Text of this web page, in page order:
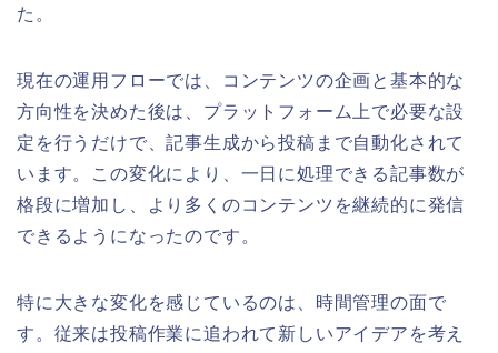
た。
現在の運用フローでは、コンテンツの企画と基本的な
方向性を決めた後は、プラットフォーム上で必要な設
定を行うだけで、記事生成から投稿まで自動化されて
います。この変化により、一日に処理できる記事数が
格段に増加し、より多くのコンテンツを継続的に発信
できるようになったのです。
特に大きな変化を感じているのは、時間管理の面で
す。従来は投稿作業に追われて新しいアイデアを考え